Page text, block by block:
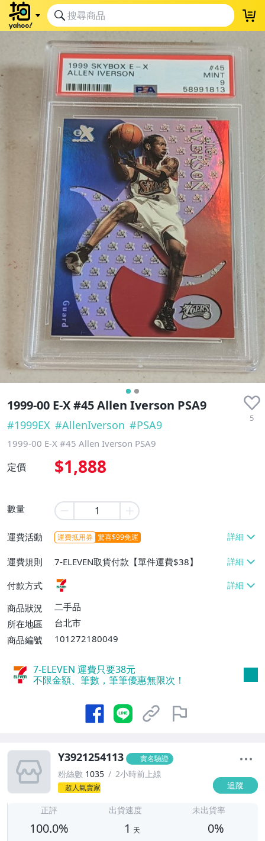
1999-00 E-X #45 Allen Iverson PSA9
5
#1999EX #AllenIverson #PSA9
1999-00 E-X #45 Allen Iverson PSA9
定價 $1,888
數量
運費活動 運費抵用券 驚喜$99免運
運費規則
7-ELEVEN取貨付款【單件運費$38】
付款方式
商品狀況
二手品
所在地區
台北市
商品編號
101272180049
7-ELEVEN 運費只要38元
不限金額、筆數，筆筆優惠無限次！
Y3921254113 實名驗證
粉絲數 1035 2小時前上線
超人氣賣家 追蹤
正評
100.0%
出貨速度
1 天
未出貨率
0%